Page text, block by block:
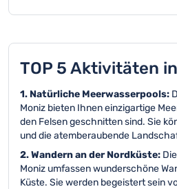
TOP 5 Aktivitäten
1. Natürliche Meerwasserpools:
Moniz bieten Ihnen einzigartige
den Felsen geschnitten sind. Sie
und die atemberaubende
2. Wandern an der Nordküste:
Moniz umfassen wunderschöne
Küste. Sie werden begeistert sein